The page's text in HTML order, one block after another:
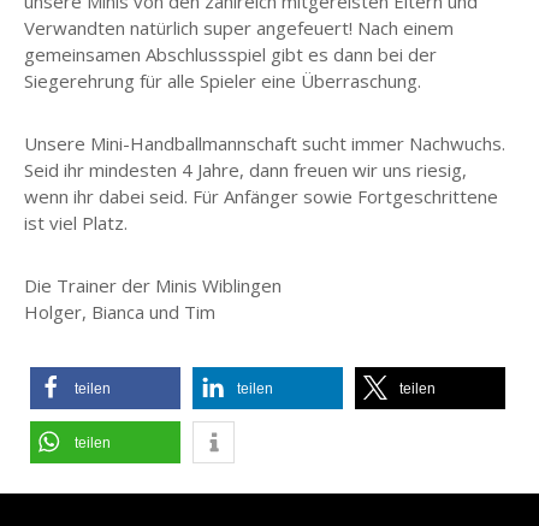
Verwandten natürlich super angefeuert! Nach einem
gemeinsamen Abschlussspiel gibt es dann bei der
Siegerehrung für alle Spieler eine Überraschung.
Unsere Mini-Handballmannschaft sucht immer Nachwuchs.
Seid ihr mindesten 4 Jahre, dann freuen wir uns riesig,
wenn ihr dabei seid. Für Anfänger sowie Fortgeschrittene
ist viel Platz.
Die Trainer der Minis Wiblingen
Holger, Bianca und Tim
teilen teilen teilen
teilen